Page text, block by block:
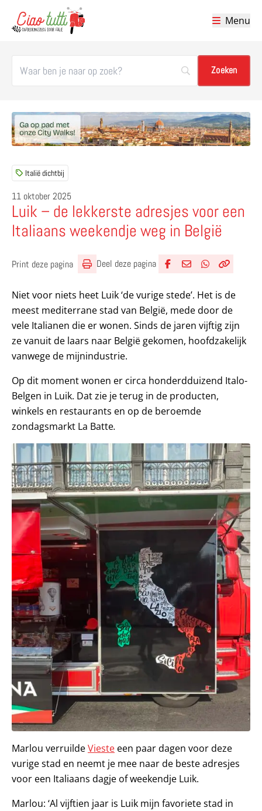
Menu
Italië dichtbij
11 oktober 2025
Luik – de lekkerste adresjes voor een
Italiaans weekendje weg in België
Print deze pagina Deel deze pagina
Niet voor niets heet Luik ‘de vurige stede’. Het is de
meest mediterrane stad van België, mede door de
vele Italianen die er wonen. Sinds de jaren vijftig zijn
ze vanuit de laars naar België gekomen, hoofdzakelijk
vanwege de mijnindustrie.
Op dit moment wonen er circa honderdduizend Italo-
Belgen in Luik. Dat zie je terug in de producten,
winkels en restaurants en op de beroemde
zondagsmarkt La Batte.
Marlou verruildeVieste een paar dagen voor deze
vurige stad en neemt je mee naar de beste adresjes
voor een Italiaans dagje of weekendje Luik.
Marlou: ‘Al vijftien jaar is Luik mijn favoriete stad in